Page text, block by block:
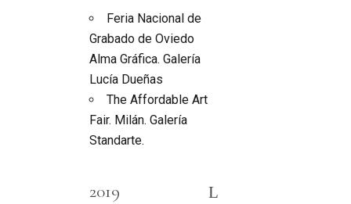
Feria Nacional de
Grabado de Oviedo
Alma Gráfica. Galería
Lucía Dueñas
The Affordable Art
Fair. Milán. Galería
Standarte.
2019